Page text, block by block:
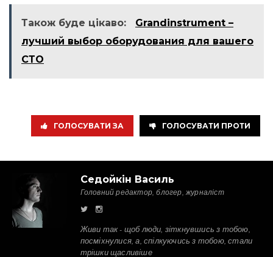
Також буде цікаво:
Grandinstrument –
лучший выбор оборудования для вашего
СТО
ГОЛОСУВАТИ ЗА ГОЛОСУВАТИ ПРОТИ
Седойкін Василь
Головний редактор, блогер, журналіст
Живи так - щоб люди, зіткнувшись з тобою,
посміхнулися, а, спілкуючись з тобою, стали
трішки щасливіше